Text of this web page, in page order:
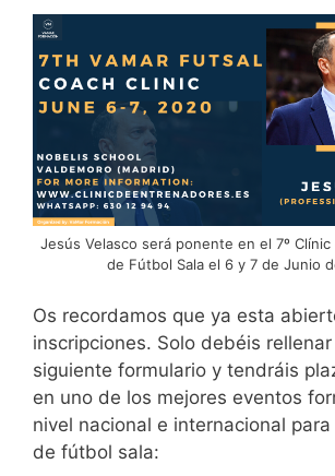
Jesús Velasco será ponente en el 7º
de Fútbol Sala el 6 y 7 de Junio
Os recordamos que ya esta
inscripciones. Solo debéis
siguiente formulario y tendráis
en uno de los mejores eventos
nivel nacional e internacional
de fútbol sala: